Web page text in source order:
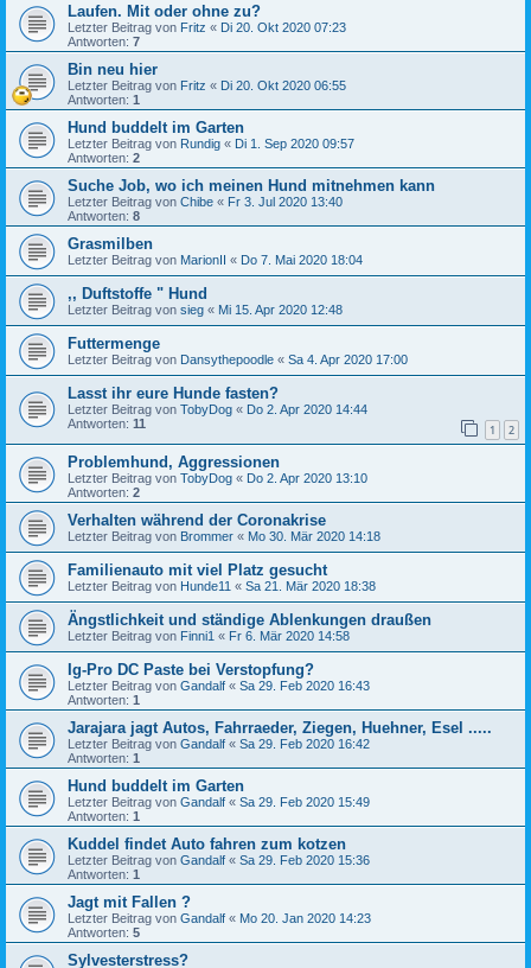
Laufen. Mit oder ohne zu?
Letzter Beitrag von Fritz « Di 20. Okt 2020 07:23
Antworten: 7
Bin neu hier
Letzter Beitrag von Fritz « Di 20. Okt 2020 06:55
Antworten: 1
Hund buddelt im Garten
Letzter Beitrag von Rundig « Di 1. Sep 2020 09:57
Antworten: 2
Suche Job, wo ich meinen Hund mitnehmen kann
Letzter Beitrag von Chibe « Fr 3. Jul 2020 13:40
Antworten: 8
Grasmilben
Letzter Beitrag von MarionII « Do 7. Mai 2020 18:04
,, Duftstoffe " Hund
Letzter Beitrag von sieg « Mi 15. Apr 2020 12:48
Futtermenge
Letzter Beitrag von Dansythepoodle « Sa 4. Apr 2020 17:00
Lasst ihr eure Hunde fasten?
Letzter Beitrag von TobyDog « Do 2. Apr 2020 14:44
Antworten: 11 1 2
Problemhund, Aggressionen
Letzter Beitrag von TobyDog « Do 2. Apr 2020 13:10
Antworten: 2
Verhalten während der Coronakrise
Letzter Beitrag von Brommer « Mo 30. Mär 2020 14:18
Familienauto mit viel Platz gesucht
Letzter Beitrag von Hunde11 « Sa 21. Mär 2020 18:38
Ängstlichkeit und ständige Ablenkungen draußen
Letzter Beitrag von Finni1 « Fr 6. Mär 2020 14:58
Ig-Pro DC Paste bei Verstopfung?
Letzter Beitrag von Gandalf « Sa 29. Feb 2020 16:43
Antworten: 1
Jarajara jagt Autos, Fahrraeder, Ziegen, Huehner, Esel .....
Letzter Beitrag von Gandalf « Sa 29. Feb 2020 16:42
Antworten: 1
Hund buddelt im Garten
Letzter Beitrag von Gandalf « Sa 29. Feb 2020 15:49
Antworten: 1
Kuddel findet Auto fahren zum kotzen
Letzter Beitrag von Gandalf « Sa 29. Feb 2020 15:36
Antworten: 1
Jagt mit Fallen ?
Letzter Beitrag von Gandalf « Mo 20. Jan 2020 14:23
Antworten: 5
Sylvesterstress?